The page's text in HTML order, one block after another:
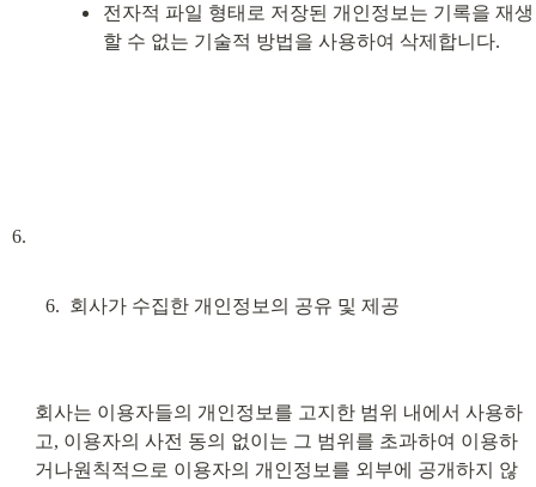
전자적 파일 형태로 저장된 개인정보는 기록을 재생
할 수 없는 기술적 방법을 사용하여 삭제합니다.
회사가 수집한 개인정보의 공유 및 제공
회사는 이용자들의 개인정보를 고지한 범위 내에서 사용하
고, 이용자의 사전 동의 없이는 그 범위를 초과하여 이용하
거나원칙적으로 이용자의 개인정보를 외부에 공개하지 않